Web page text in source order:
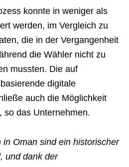
konnte in weniger als
werden, im Vergleich zu
die in der Vergangenheit
die Wähler nicht zu
mussten. Die auf
digitale
auch die Möglichkeit
so das Unternehmen.
in Oman sind ein historischer
und dank der